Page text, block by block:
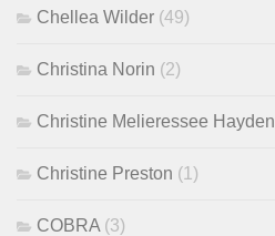
Chellea Wilder (49)
Christina Norin (2)
Christine Melieressee Hayden
Christine Preston (1)
COBRA (3)